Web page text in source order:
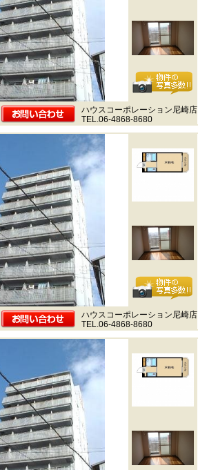
ハウスコーポレーション尼崎店
TEL.06-4868-8680
ハウスコーポレーション尼崎店
TEL.06-4868-8680